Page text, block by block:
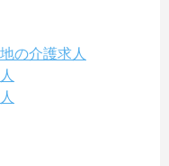
の介護求人